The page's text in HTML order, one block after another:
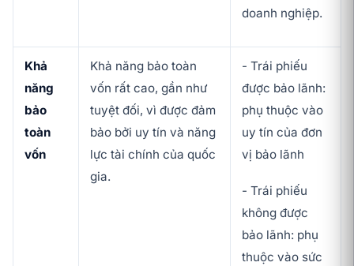
doanh nghiệp.
Khả
năng
bảo
toàn
vốn
Khả năng bảo toàn
vốn rất cao, gần như
tuyệt đối, vì được đảm
bảo bởi uy tín và năng
lực tài chính của quốc
gia.
- Trái phiếu
được bảo lãnh:
phụ thuộc vào
uy tín của đơn
vị bảo lãnh
- Trái phiếu
không được
bảo lãnh: phụ
thuộc vào sức